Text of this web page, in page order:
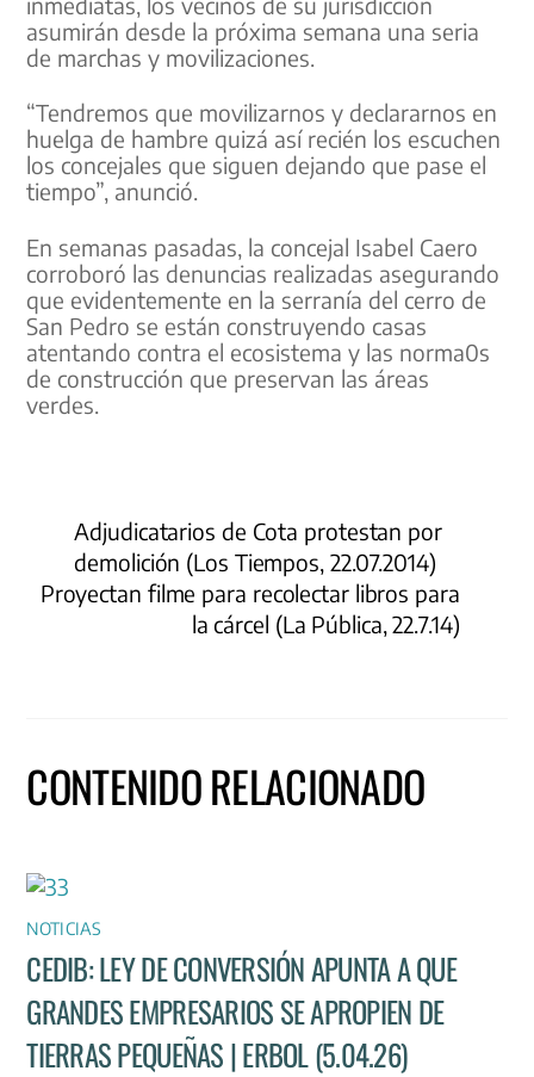
asumirán desde la próxima semana una seria
de marchas y movilizaciones.
“Tendremos que movilizarnos y declararnos en
huelga de hambre quizá así recién los escuchen
los concejales que siguen dejando que pase el
tiempo”, anunció.
En semanas pasadas, la concejal Isabel Caero
corroboró las denuncias realizadas asegurando
que evidentemente en la serranía del cerro de
San Pedro se están construyendo casas
atentando contra el ecosistema y las norma0s
de construcción que preservan las áreas
verdes.
Adjudicatarios de Cota protestan por
demolición (Los Tiempos, 22.07.2014)
Proyectan filme para recolectar libros para
la cárcel (La Pública, 22.7.14)
CONTENIDO RELACIONADO
NOTICIAS
CEDIB: LEY DE CONVERSIÓN APUNTA A QUE
GRANDES EMPRESARIOS SE APROPIEN DE
TIERRAS PEQUEÑAS | ERBOL (5.04.26)